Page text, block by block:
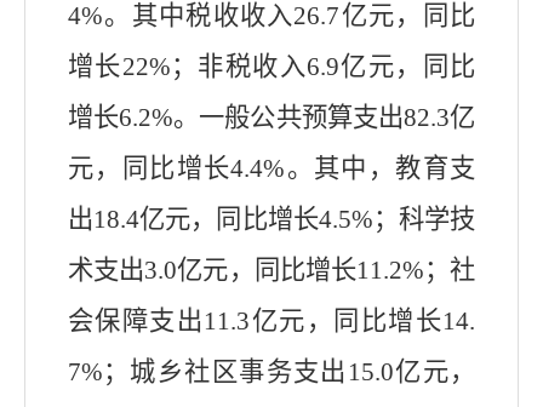
4%。其中税收收入26.7亿元，同比
增长22%；非税收入6.9亿元，
同比
增长6.2%。 一般公共预算支出82.3亿
元，同比增长4.4%。其中，教育支
出18.4亿元，同比增长4.5%；科学技
术支出3.0亿元，同比增长11.2%；社
会保障支出 11.3亿元，同比增长14.
7%；城乡社区事务支出 15.0亿元，